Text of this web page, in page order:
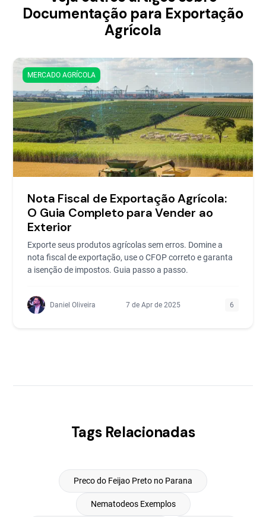
Documentação para Exportação
Agrícola
MERCADO AGRÍCOLA
Nota Fiscal de Exportação Agrícola:
O Guia Completo para Vender ao
Exterior
Exporte seus produtos agrícolas sem erros. Domine a
nota fiscal de exportação, use o CFOP correto e garanta
a isenção de impostos. Guia passo a passo.
Daniel Oliveira 7 de Apr de 2025 6
Tags Relacionadas
Preco do Feijao Preto no Parana
Nematodeos Exemplos